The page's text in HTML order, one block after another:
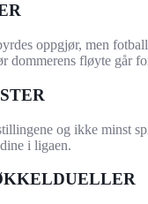
oppgjør, men
dommerens fløyte går
og ikke minst
i ligaen.